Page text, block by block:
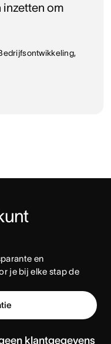
om
en
je bij elke stap de
klantgegevens